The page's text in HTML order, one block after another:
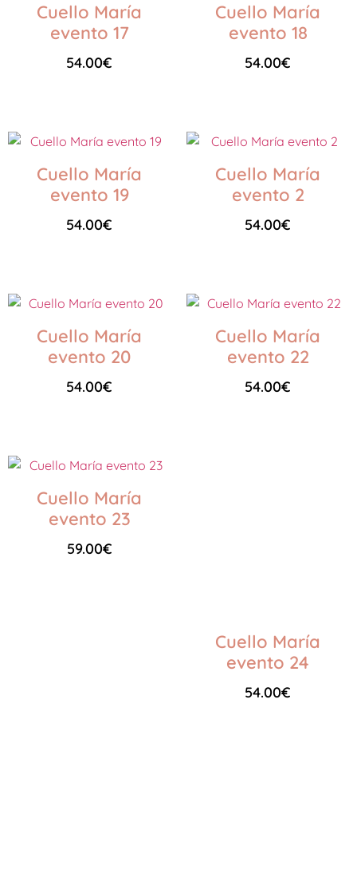
Cuello María
evento 17
54.00€
Cuello María
evento 18
54.00€
Cuello María
evento 19
54.00€
Cuello María
evento 2
54.00€
Cuello María
evento 20
54.00€
Cuello María
evento 22
54.00€
Cuello María
evento 23
59.00€
Cuello María
evento 24
54.00€